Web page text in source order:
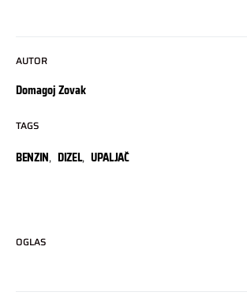
AUTOR
Domagoj Zovak
TAGS
BENZIN, DIZEL, UPALJAČ
OGLAS